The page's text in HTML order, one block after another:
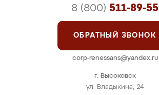
г. Высоковск
ул. Владыкина, 24
8 (800) 511-89-55
ОБРАТНЫЙ ЗВОНОК
corp-renessans@yandex.ru